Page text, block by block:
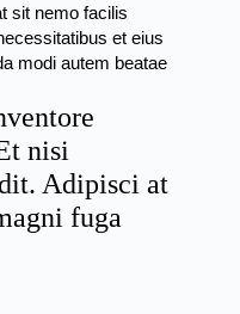
sit nemo facilis
et eius
modi autem beatae
nisi
Adipisci at
fuga